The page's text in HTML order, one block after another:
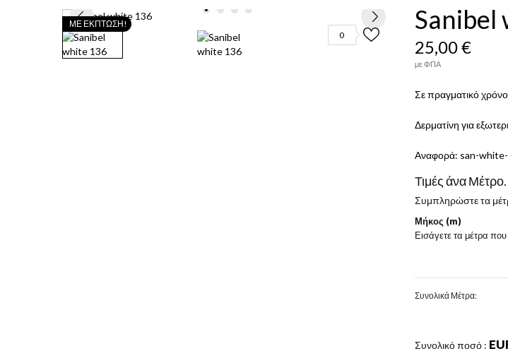
0
ΜΕ ΈΚΠΤΩΣΗ! Sanibel
25,00 €
με ΦΠΑ
Σε πραγματικό
Δερματίνη για
Αναφορά: san-
Τιμές άνα Μέτρο.
Συμπληρώστε τα
Μήκος (m)
Εισάγετε τα μέτρα που
Συνολικά Μέτρα:
Συνολικό ποσό :